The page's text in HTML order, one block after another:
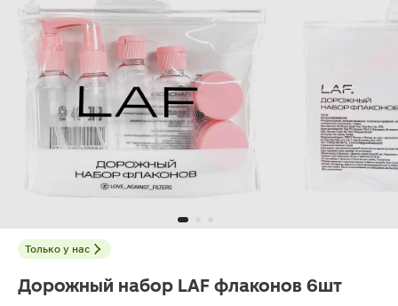
Только у нас
Дорожный набор LAF флаконов 6шт